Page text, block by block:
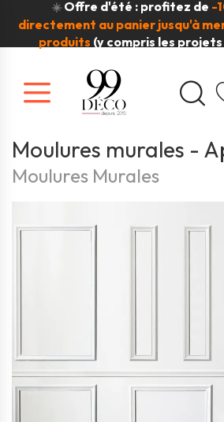
☀️ Offre d'été : profitez de -
directement au panier jusqu'à
produits (y compris les
Moulures murales -
Moulures Murales